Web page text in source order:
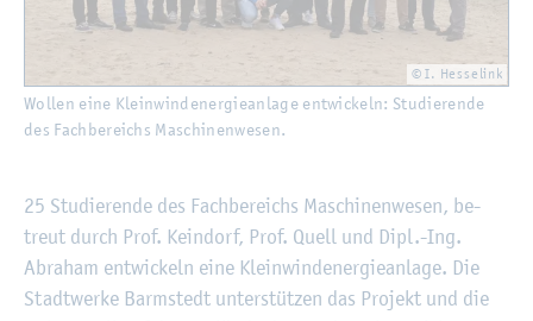
© I. Hes­se­link
Wol­len eine Klein­wind­ener­gie­an­la­ge ent­wi­ckeln: Stu­die­ren­de
des Fach­be­reichs Ma­schi­nen­we­sen.
25 Stu­die­ren­de des Fach­be­reichs Ma­schi­nen­we­sen, be­
treut durch Prof. Keindorf, Prof. Quell und Dipl.-Ing.
Abra­ham ent­wi­ckeln eine Klein­wind­ener­gie­an­la­ge. Die
Stadt­wer­ke Barmstedt un­ter­stüt­zen das Pro­jekt und die